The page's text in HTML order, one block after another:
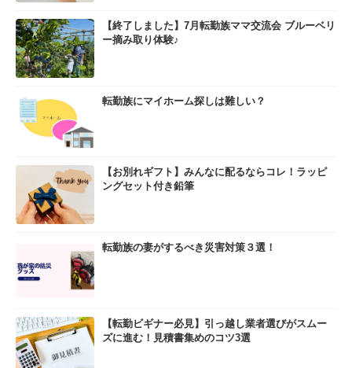
【終了しました】7月転勤族ママ交流会 ブルーベリ
ー摘み取り体験♪
転勤族にマイホーム探しは難しい？
【お別れギフト】みんなに配るならコレ！ラッピ
ングセット付き鉛筆
転勤族の妻がするべき災害対策３選！
【転勤ビギナー必見】引っ越し業者選びがスムー
ズに進む！見積書集めのコツ3選